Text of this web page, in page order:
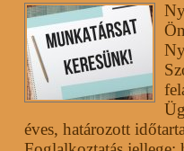
éves, határozott